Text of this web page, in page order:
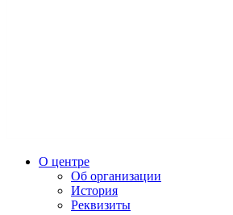
О центре
Об организации
История
Реквизиты